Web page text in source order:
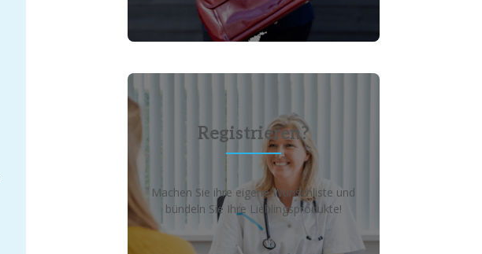
Registrieren?
Machen Sie ihre eigene Wunschliste und
bündeln Sie Ihre Lieblingsprodukte!